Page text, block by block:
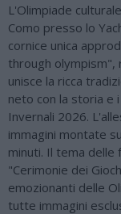
L'Olimpiade
Como presso lo
cornice unica
through olympism",
unisce la ricca
neto con la storia e
Invernali 2026.
immagini montate
minuti. Il tema delle
"Cerimonie dei
emozionanti delle
tutte immagini